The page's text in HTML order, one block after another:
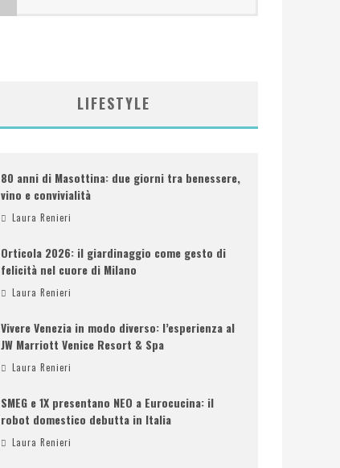
LIFESTYLE
80 anni di Masottina: due giorni tra benessere,
vino e convivialità
Laura Renieri
Orticola 2026: il giardinaggio come gesto di
felicità nel cuore di Milano
Laura Renieri
Vivere Venezia in modo diverso: l’esperienza al
JW Marriott Venice Resort & Spa
Laura Renieri
SMEG e 1X presentano NEO a Eurocucina: il
robot domestico debutta in Italia
Laura Renieri